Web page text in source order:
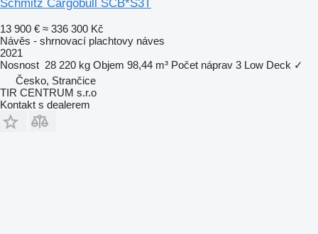
Schmitz Cargobull SCB*S3T
13 900 € ≈ 336 300 Kč
Návěs - shrnovací plachtovy náves
2021
Nosnost 28 220 kg Objem 98,44 m³ Počet náprav 3 Low Deck ✓
Česko, Strančice
TIR CENTRUM s.r.o
Kontakt s dealerem